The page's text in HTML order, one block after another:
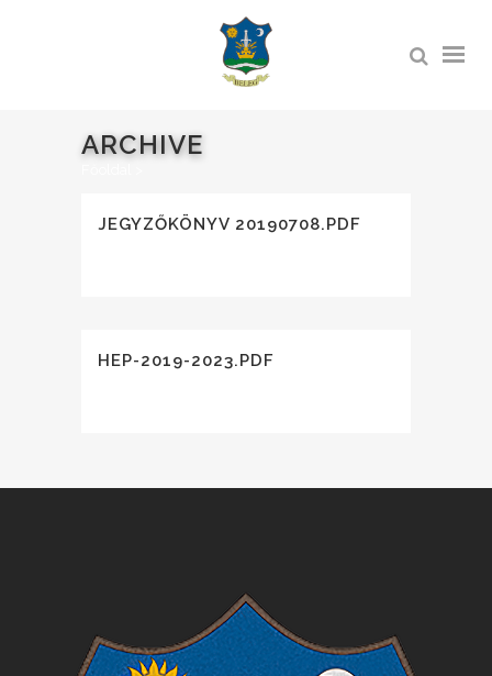
ARCHIVE
JEGYZŐKÖNYV 20190708.PDF
HEP-2019-2023.PDF